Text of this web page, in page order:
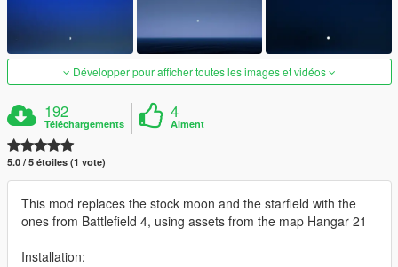
Développer pour afficher toutes les images et vidéos
192
Téléchargements
4
Aiment
5.0 / 5 étoiles (1 vote)
This mod replaces the stock moon and the starfield with the
ones from Battlefield 4, using assets from the map Hangar 21
Installation: